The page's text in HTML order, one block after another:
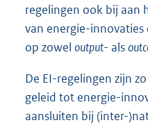
regelingen ook bij aan
van energie-
op zowel output- als
De EI-regelingen zijn
geleid tot energie-
aansluiten bij (inter-